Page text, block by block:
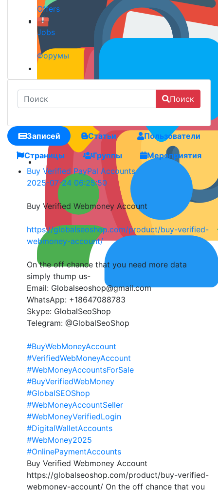
Offers
Jobs
Форумы
Поиск
Записей Статьи
Пользователи
Страницы
Группы
Мероприятия
Buy Verified PayPal Accounts
2025-07-24 06:25:50
Buy Verified Webmoney Account
https://globalseoshop.com/product/buy-verified-
webmoney-account/
On the off chance that you need more data
simply thump us-
Email: Globalseoshop@gmail.com
WhatsApp: +18647088783
Skype: GlobalSeoShop
Telegram: @GlobalSeoShop
#BuyWebMoneyAccount
#VerifiedWebMoneyAccount
#WebMoneyAccountsForSale
#BuyVerifiedWebMoney
#GlobalSEOShop
#WebMoneyAccountSeller
#WebMoneyVerifiedLogin
#DigitalWalletAccounts
#WebMoney2025
#OnlinePaymentAccounts
Buy Verified Webmoney Account
https://globalseoshop.com/product/buy-verified-
webmoney-account/ On the off chance that you